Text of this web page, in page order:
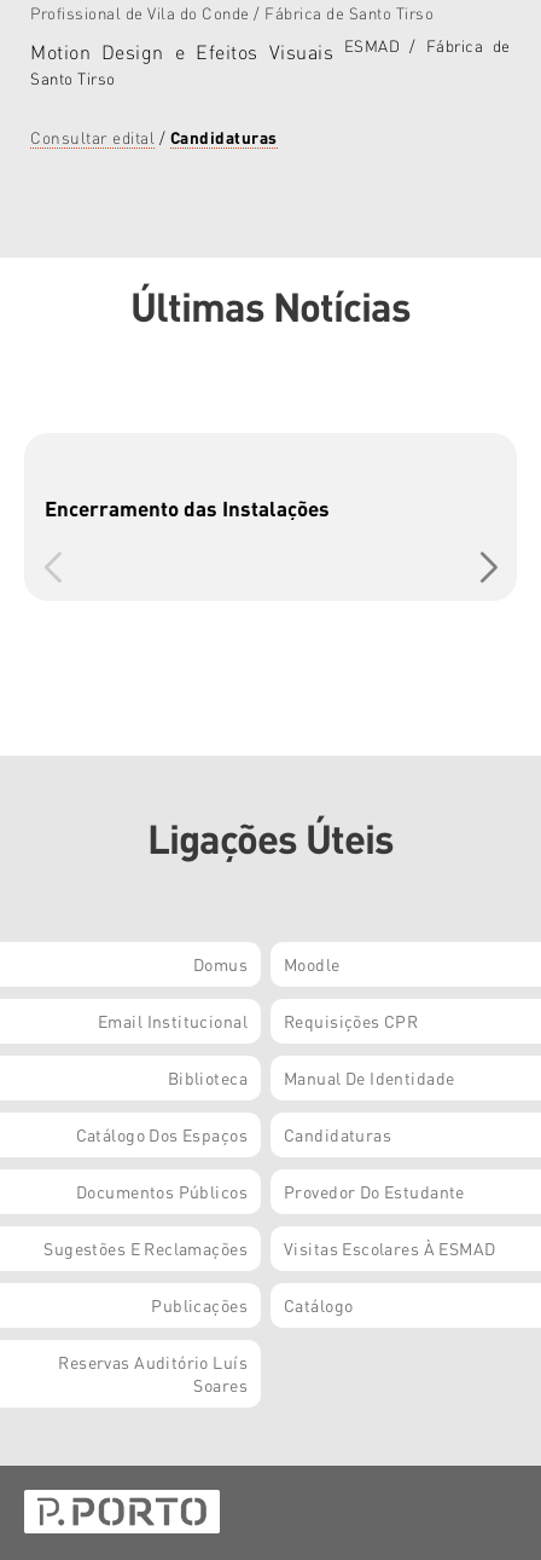
Profissional de Vila do Conde / Fábrica de Santo Tirso
Motion Design e Efeitos Visuais
ESMAD / Fábrica de
Santo Tirso
Consultar edital / Candidaturas
Últimas Notícias
Encerramento das Instalações
Ligações Úteis
Domus Moodle
Email Institucional Requisições CPR
Biblioteca Manual De Identidade
Catálogo Dos Espaços Candidaturas
Documentos Públicos Provedor Do Estudante
Sugestões E Reclamações Visitas Escolares À ESMAD
Publicações Catálogo
Reservas Auditório Luís
Soares